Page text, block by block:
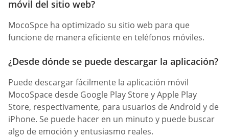
móvil del sitio web?
MocoSpce ha optimizado su sitio web para que
funcione de manera eficiente en teléfonos móviles.
¿Desde dónde se puede descargar la aplicación?
Puede descargar fácilmente la aplicación móvil
MocoSpace desde Google Play Store y Apple Play
Store, respectivamente, para usuarios de Android y de
iPhone. Se puede hacer en un minuto y puede buscar
algo de emoción y entusiasmo reales.